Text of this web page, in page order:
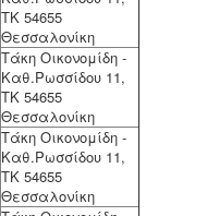
ΤΚ 54655
Θεσσαλονίκη
Τάκη Οικονομίδη -
Καθ.Ρωσσίδου 11,
ΤΚ 54655
Θεσσαλονίκη
Τάκη Οικονομίδη -
Καθ.Ρωσσίδου 11,
ΤΚ 54655
Θεσσαλονίκη